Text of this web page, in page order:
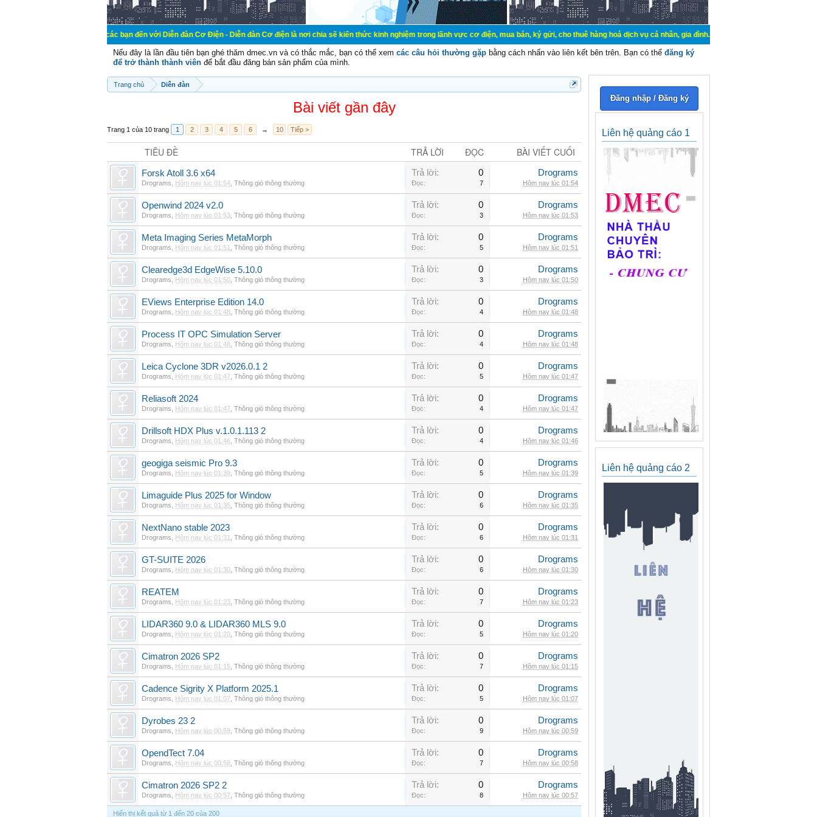
Chào mừng các bạn đến với Diễn đàn Cơ Điện - Diễn đàn Cơ điện là nơi chia sẽ kiến thức kinh nghiệm trong lãnh vực cơ điện, mua bán, ký gửi, cho thuê hàng hoá dịch vụ cá nhân, gia đình. Mua bán, ký gửi, cho thuê thiết bị hệ
Nếu đây là lần đầu tiên bạn ghé thăm dmec.vn và có thắc mắc, bạn có thể xem các câu hỏi thường gặp bằng cách nhấn vào liên kết bên trên. Bạn có thể đăng ký
để trở thành thành viên để bắt đầu đăng bán sản phẩm của mình.
Trang chủ Diễn đàn
Bài viết gần đây
Trang 1 của 10 trang 1 2 3 4 5 6 → 10 Tiếp >
TIÊU ĐỀ TRẢ LỜI ĐỌC BÀI VIẾT CUỐI
Forsk Atoll 3.6 x64
Drograms Hôm nay lúc 01:54 Thông gió thông thường
Trả lời: 0
Đọc: 7
Drograms
Hôm nay lúc 01:54
Openwind 2024 v2.0
Drograms Hôm nay lúc 01:53 Thông gió thông thường
Trả lời: 0
Đọc: 3
Drograms
Hôm nay lúc 01:53
Meta Imaging Series MetaMorph
Drograms Hôm nay lúc 01:51 Thông gió thông thường
Trả lời: 0
Đọc: 5
Drograms
Hôm nay lúc 01:51
Clearedge3d EdgeWise 5.10.0
Drograms Hôm nay lúc 01:50 Thông gió thông thường
Trả lời: 0
Đọc: 3
Drograms
Hôm nay lúc 01:50
EViews Enterprise Edition 14.0
Drograms Hôm nay lúc 01:48 Thông gió thông thường
Trả lời: 0
Đọc: 4
Drograms
Hôm nay lúc 01:48
Process IT OPC Simulation Server
Drograms Hôm nay lúc 01:48 Thông gió thông thường
Trả lời: 0
Đọc: 4
Drograms
Hôm nay lúc 01:48
Leica Cyclone 3DR v2026.0.1 2
Drograms Hôm nay lúc 01:47 Thông gió thông thường
Trả lời: 0
Đọc: 5
Drograms
Hôm nay lúc 01:47
Reliasoft 2024
Drograms Hôm nay lúc 01:47 Thông gió thông thường
Trả lời: 0
Đọc: 4
Drograms
Hôm nay lúc 01:47
Drillsoft HDX Plus v.1.0.1.113 2
Drograms Hôm nay lúc 01:46 Thông gió thông thường
Trả lời: 0
Đọc: 4
Drograms
Hôm nay lúc 01:46
geogiga seismic Pro 9.3
Drograms Hôm nay lúc 01:39 Thông gió thông thường
Trả lời: 0
Đọc: 5
Drograms
Hôm nay lúc 01:39
Limaguide Plus 2025 for Window
Drograms Hôm nay lúc 01:35 Thông gió thông thường
Trả lời: 0
Đọc: 6
Drograms
Hôm nay lúc 01:35
NextNano stable 2023
Drograms Hôm nay lúc 01:31 Thông gió thông thường
Trả lời: 0
Đọc: 6
Drograms
Hôm nay lúc 01:31
GT-SUITE 2026
Drograms Hôm nay lúc 01:30 Thông gió thông thường
Trả lời: 0
Đọc: 6
Drograms
Hôm nay lúc 01:30
REATEM
Drograms Hôm nay lúc 01:23 Thông gió thông thường
Trả lời: 0
Đọc: 7
Drograms
Hôm nay lúc 01:23
LIDAR360 9.0 & LIDAR360 MLS 9.0
Drograms Hôm nay lúc 01:20 Thông gió thông thường
Trả lời: 0
Đọc: 5
Drograms
Hôm nay lúc 01:20
Cimatron 2026 SP2
Drograms Hôm nay lúc 01:15 Thông gió thông thường
Trả lời: 0
Đọc: 7
Drograms
Hôm nay lúc 01:15
Cadence Sigrity X Platform 2025.1
Drograms Hôm nay lúc 01:07 Thông gió thông thường
Trả lời: 0
Đọc: 5
Drograms
Hôm nay lúc 01:07
Dyrobes 23 2
Drograms Hôm nay lúc 00:59 Thông gió thông thường
Trả lời: 0
Đọc: 9
Drograms
Hôm nay lúc 00:59
OpendTect 7.04
Drograms Hôm nay lúc 00:58 Thông gió thông thường
Trả lời: 0
Đọc: 7
Drograms
Hôm nay lúc 00:58
Cimatron 2026 SP2 2
Drograms Hôm nay lúc 00:57 Thông gió thông thường
Trả lời: 0
Đọc: 8
Drograms
Hôm nay lúc 00:57
Hiển thị kết quả từ 1 đến 20 của 200
Đăng nhập / Đăng ký
Liên hệ quảng cáo 1
Liên hệ quảng cáo 2